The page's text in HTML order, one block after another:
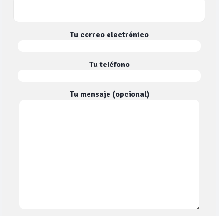
Tu correo electrónico
Tu teléfono
Tu mensaje (opcional)